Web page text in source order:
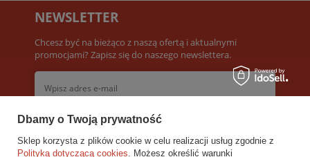
NEWSLETTER
Chcesz być na bieżąco z naszą ofertą i aktualnymi
promocjami? Zapisz się do naszego newslettera.
AkceptujęWarunki newslettera
Dbamy o Twoją prywatność
Sklep korzysta z plików cookie w celu realizacji usług zgodnie z
Polityką dotyczącą cookies. Możesz określić warunki